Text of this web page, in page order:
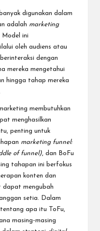
digunakan dalam
adalah marketing
ini
oleh audiens atau
dengan
mereka mengetahui
hingga tahap mereka
membutuhkan
menghasilkan
penting untuk
marketing funnel:
of funnel), dan BoFu
tahapan ini berfokus
konten dan
mengubah
setia. Dalam
apa itu ToFu,
masing-masing